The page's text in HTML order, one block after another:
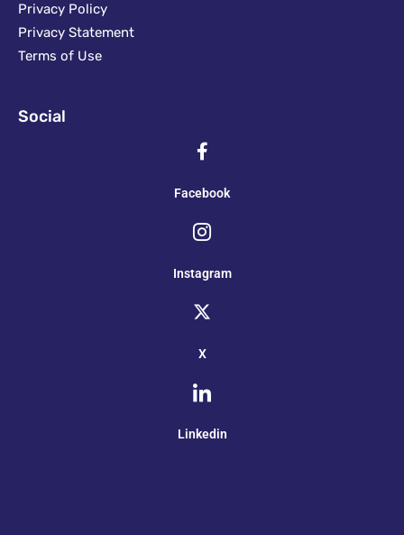
Privacy Policy
Privacy Statement
Terms of Use
Social
Facebook
Instagram
X
Linkedin